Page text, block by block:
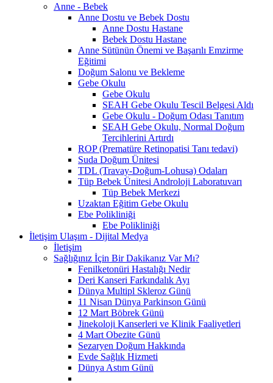
Anne - Bebek
Anne Dostu ve Bebek Dostu
Anne Dostu Hastane
Bebek Dostu Hastane
Anne Sütünün Önemi ve Başarılı Emzirme
Eğitimi
Doğum Salonu ve Bekleme
Gebe Okulu
Gebe Okulu
SEAH Gebe Okulu Tescil Belgesi Aldı
Gebe Okulu - Doğum Odası Tanıtım
SEAH Gebe Okulu, Normal Doğum
Tercihlerini Artırdı
ROP (Prematüre Retinopatisi Tanı tedavi)
Suda Doğum Ünitesi
TDL (Travay-Doğum-Lohusa) Odaları
Tüp Bebek Ünitesi Androloji Laboratuvarı
Tüp Bebek Merkezi
Uzaktan Eğitim Gebe Okulu
Ebe Polikliniği
Ebe Polikliniği
İletişim Ulaşım - Dijital Medya
İletişim
Sağlığınız İçin Bir Dakikanız Var Mı?
Fenilketonüri Hastalığı Nedir
Deri Kanseri Farkındalık Ayı
Dünya Multipl Skleroz Günü
11 Nisan Dünya Parkinson Günü
12 Mart Böbrek Günü
Jinekoloji Kanserleri ve Klinik Faaliyetleri
4 Mart Obezite Günü
Sezaryen Doğum Hakkında
Evde Sağlık Hizmeti
Dünya Astım Günü